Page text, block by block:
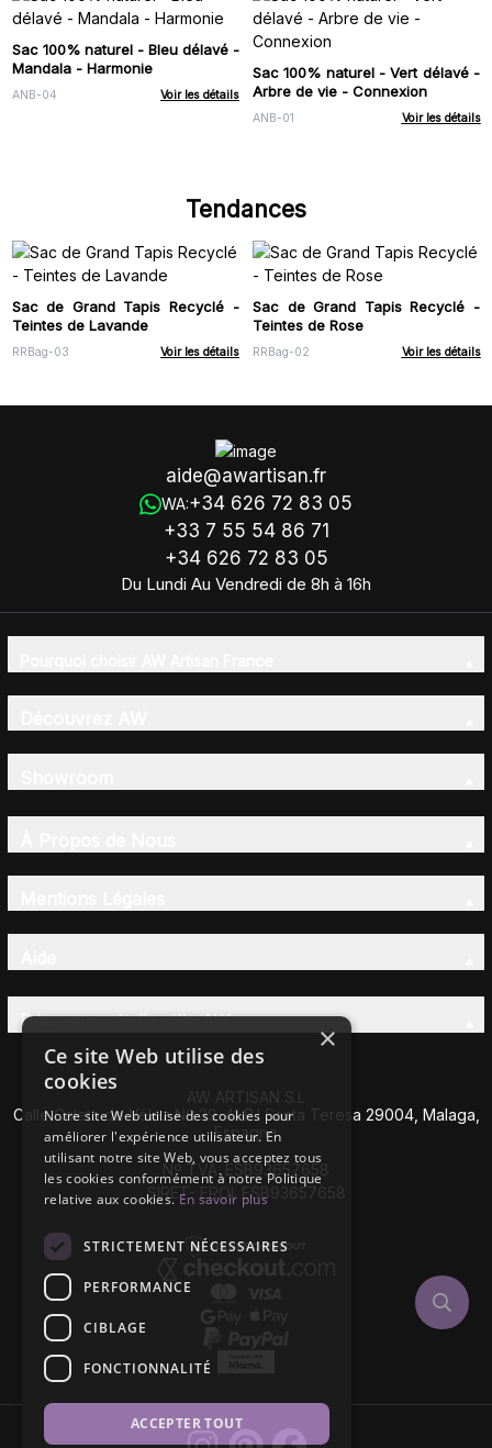
Sac 100% naturel - Bleu délavé -
Mandala - Harmonie
ANB-04 Voir les détails
Sac 100% naturel - Vert délavé -
Arbre de vie - Connexion
ANB-01 Voir les détails
Tendances
Sac de Grand Tapis Recyclé -
Teintes de Lavande
RRBag-03 Voir les détails
Sac de Grand Tapis Recyclé -
Teintes de Rose
RRBag-02 Voir les détails
aide@awartisan.fr
WA:+34 626 72 83 05
+33 7 55 54 86 71
+34 626 72 83 05
Du Lundi Au Vendredi de 8h à 16h
Découvrez la Famille AW
AW ARTISAN S.L
Calle Caleta de Vélez Nº 39-41 P.I Santa Teresa 29004, Malaga,
Espagne
Nº TVA: ESB93657658
SIRET- EROI: ESB93657658
×
Ce site Web utilise des
cookies
Notre site Web utilise des cookies pour
améliorer l'expérience utilisateur. En
utilisant notre site Web, vous acceptez tous
les cookies conformément à notre Politique
relative aux cookies.En savoir plus
STRICTEMENT NÉCESSAIRES
PERFORMANCE
CIBLAGE
FONCTIONNALITÉ
ACCEPTER TOUT